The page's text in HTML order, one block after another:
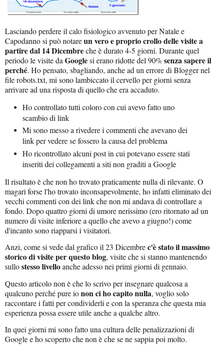
Lasciando perdere il calo fisiologico avvenuto per Natale e
Capodanno si può notareun vero e proprio crollo delle visite a
partire dal 14 Dicembreche è durato 4-5 giorni. Durante quel
periodo le visite da Googlesi erano ridotte del 90%senza sapere il
perché. Ho pensato, sbagliando, anche ad un errore di Blogger nel
file robots.txt, mi sono lambiccato il cervello per giorni senza
arrivare ad una risposta di quello che era accaduto.
Ho controllato tutti coloro con cui avevo fatto uno
scambio di link
Mi sono messo a rivedere i commenti che avevano dei
link per vedere se fossero la causa del problema
Ho ricontrollato alcuni post in cui potevano essere stati
inseriti dei collegamenti a siti non graditi a Google
Il risultato è che non ho trovato praticamente nulla di rilevante. O
magari forse l'ho trovato inconsapevolmente, ho infatti eliminato dei
vecchi commenti con dei link che non mi andava di controllare a
fondo. Dopo quattro giorni di umore nerissimo (ero ritornato ad un
numero di visite inferiore a quello che avevo a giugno!) come
d'incanto sono riapparsi i visitatori.
Anzi, come si vede dal grafico il 23 Dicembrec'è stato il massimo
storico di visite per questo blog, visite che si stanno mantenendo
sullostesso livelloanche adesso nei primi giorni di gennaio.
Questo articolo non è che lo scrivo per insegnare qualcosa a
qualcuno perché pure ionon ci ho capito nulla, voglio solo
raccontare i fatti per condividerli e con la speranza che questa mia
esperienza possa essere utile anche a qualche altro.
In quei giorni mi sono fatto una cultura delle penalizzazioni di
Google e ho scoperto che non è che se ne sappia poi molto.